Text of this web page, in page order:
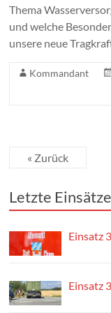
Thema
und welche
unsere neue
Kommandant
« Zurück
Letzte Einsätze
Einsatz
Einsatz